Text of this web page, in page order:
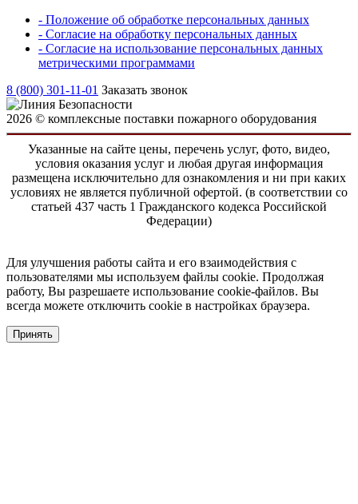
- Положение об обработке персональных данных
- Согласие на обработку персональных данных
- Согласие на использование персональных данных
метрическими программами
8 (800) 301-11-01 Заказать звонок
2026 © комплексные поставки пожарного оборудования
Указанные на сайте цены, перечень услуг, фото, видео,
условия оказания услуг и любая другая информация
размещена исключительно для ознакомления и ни при каких
условиях не является публичной офертой. (в соответствии со
статьей 437 часть 1 Гражданского кодекса Российской
Федерации)
Для улучшения работы сайта и его взаимодействия с
пользователями мы используем файлы cookie. Продолжая
работу, Вы разрешаете использование cookie-файлов. Вы
всегда можете отключить cookie в настройках браузера.
Принять